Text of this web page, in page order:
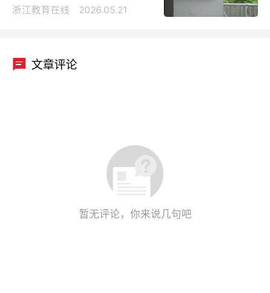
浙江教育在线 2026.05.21
文章评论
暂无评论，你来说几句吧